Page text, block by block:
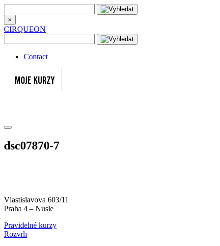
×
CIRQUEON
Contact
dsc07870-7
Vlastislavova 603/11
Praha 4 – Nusle
Pravidelné kurzy
Rozvrh